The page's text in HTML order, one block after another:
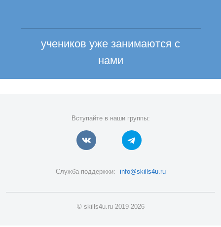
учеников уже занимаются с
нами
Вступайте в наши группы:
Служба поддержки: info@skills4u.ru
© skills4u.ru 2019-2026